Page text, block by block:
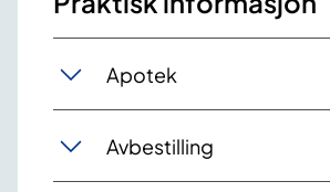
Apotek
Avbestilling